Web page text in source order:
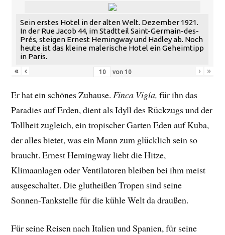
Sein erstes Hotel in der alten Welt. Dezember 1921.
In der Rue Jacob 44, im Stadtteil Saint-Germain-des-
Prés, steigen Ernest Hemingway und Hadley ab. Noch
heute ist das kleine malerische Hotel ein Geheimtipp
in Paris.
«
‹ von 10 › »
Er hat ein schönes Zuhause. Finca Vigía, für ihn das
Paradies auf Erden, dient als Idyll des Rückzugs und der
Tollheit zugleich, ein tropischer Garten Eden auf Kuba,
der alles bietet, was ein Mann zum glücklich sein so
braucht. Ernest Hemingway liebt die Hitze,
Klimaanlagen oder Ventilatoren bleiben bei ihm meist
ausgeschaltet. Die glutheißen Tropen sind seine
Sonnen-Tankstelle für die kühle Welt da draußen.
Für seine Reisen nach Italien und Spanien, für seine